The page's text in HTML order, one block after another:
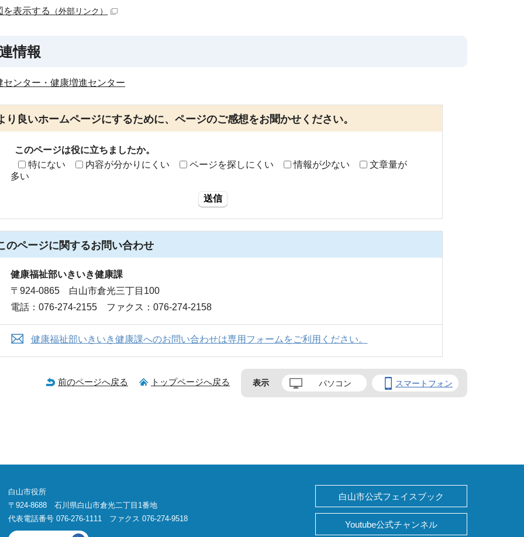
を表示する （外部リンク）
情報
センター・健康増進センター
り良いホームページにするために、ページのご感想をお聞かせください。
このページは役に立ちましたか。
特にない
内容が分かりにくい ページを探しにくい 情報が少ない
文章量が
多い
送信
のページに関するお問い合わせ
健康福祉部いきいき健康課
〒924-0865 白山市倉光三丁目100
電話：076-274-2155 ファクス：076-274-2158
健康福祉部いきいき健康課へのお問い合わせは専用フォームをご利用ください。
前のページへ戻る トップページへ戻る 表示 パソコン スマートフォン
白山市役所
〒924-8688 石川県白山市倉光二丁目1番地
代表電話番号 076-276-1111 ファクス 076-274-9518
白山市公式フェイスブック
Youtube公式チャンネル